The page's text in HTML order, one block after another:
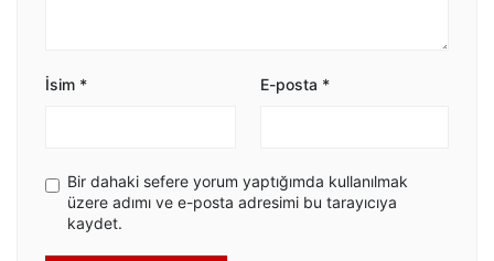
İsim * E-posta *
Bir dahaki sefere yorum yaptığımda kullanılmak
üzere adımı ve e-posta adresimi bu tarayıcıya
kaydet.